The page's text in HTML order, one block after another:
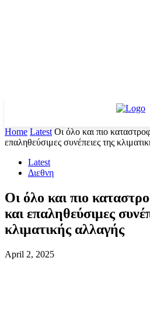
Home Latest Οι όλο και πιο
επαληθεύσιμες συνέπειες της
Latest
Διεθνη
Οι όλο και πιο
και επαληθεύσιμες
κλιματικής αλλαγής
April 2, 2025